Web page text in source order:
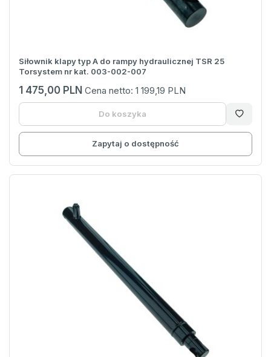
Siłownik klapy typ A do rampy hydraulicznej TSR 25
Torsystem nr kat. 003-002-007
1 475,00 PLN Cena netto: 1 199,19 PLN
Do koszyka
Zapytaj o dostępność